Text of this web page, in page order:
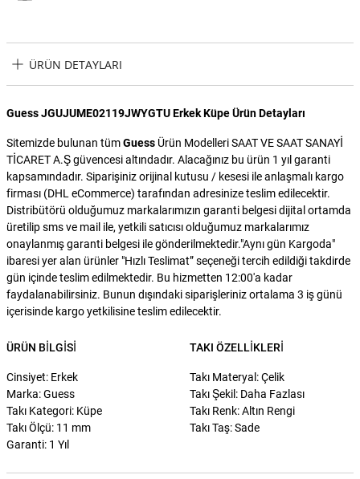
ÜRÜN DETAYLARI
Guess JGUJUME02119JWYGTU Erkek Küpe Ürün Detayları
Sitemizde bulunan tümGuess Ürün Modelleri SAAT VE SAAT SANAYİ
TİCARET A.Ş güvencesi altındadır. Alacağınız bu ürün 1 yıl garanti
kapsamındadır. Siparişiniz orijinal kutusu / kesesi ile anlaşmalı kargo
firması (DHL eCommerce) tarafından adresinize teslim edilecektir.
Distribütörü olduğumuz markalarımızın garanti belgesi dijital ortamda
üretilip sms ve mail ile, yetkili satıcısı olduğumuz markalarımız
onaylanmış garanti belgesi ile gönderilmektedir."Aynı gün Kargoda"
ibaresi yer alan ürünler "Hızlı Teslimat” seçeneği tercih edildiği takdirde
gün içinde teslim edilmektedir. Bu hizmetten 12:00'a kadar
faydalanabilirsiniz. Bunun dışındaki siparişleriniz ortalama 3 iş günü
içerisinde kargo yetkilisine teslim edilecektir.
ÜRÜN BILGISI
Cinsiyet: Erkek
Marka: Guess
Takı Kategori: Küpe
Takı Ölçü: 11 mm
Garanti: 1 Yıl
TAKI ÖZELLIKLERI
Takı Materyal: Çelik
Takı Şekil: Daha Fazlası
Takı Renk: Altın Rengi
Takı Taş: Sade